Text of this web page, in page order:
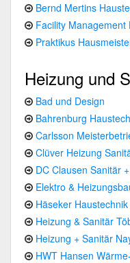
Bernd Mertins
Facility Management
Praktikus
Heizung und
Bad und Design
Bahrenburg
Carlsson
Clüver Heizung
DC Clausen Sanitär
Elektro &
Häseker
Heizung & Sanitär
Heizung + Sanitär
HWT Hansen